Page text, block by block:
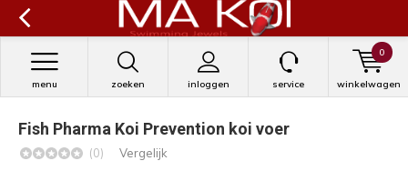
zoeken inloggen
menu service winkelwagen
0
Fish Pharma Koi Prevention koi voer
(0) Vergelijk